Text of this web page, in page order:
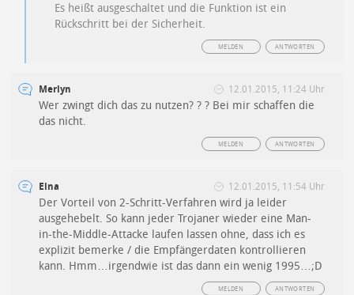
Es heißt ausgeschaltet und die Funktion ist ein
Rückschritt bei der Sicherheit.
ANTWORTEN
MELDEN
Merlyn 12.01.2015, 11:24 Uhr
Wer zwingt dich das zu nutzen? ? ? Bei mir schaffen die
das nicht.
ANTWORTEN
MELDEN
Elna 12.01.2015, 11:54 Uhr
Der Vorteil von 2-Schritt-Verfahren wird ja leider
ausgehebelt. So kann jeder Trojaner wieder eine Man-
in-the-Middle-Attacke laufen lassen ohne, dass ich es
explizit bemerke / die Empfängerdaten kontrollieren
kann. Hmm…irgendwie ist das dann ein wenig 1995…;D
ANTWORTEN
MELDEN